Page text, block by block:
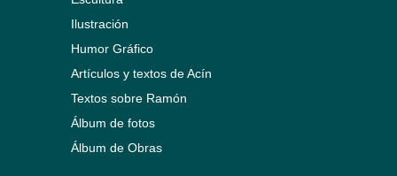
Ilustración
Humor Gráfico
Artículos y textos de Acín
Textos sobre Ramón
Álbum de fotos
Álbum de Obras